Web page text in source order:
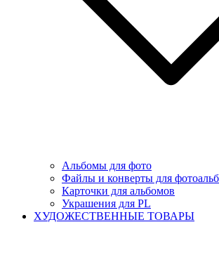
Альбомы для фото
Файлы и конверты для
Карточки для альбомов
Украшения для PL
ХУДОЖЕСТВЕННЫЕ ТОВАРЫ